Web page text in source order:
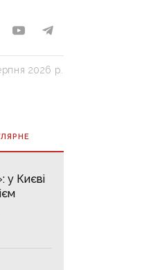
2026 р.
у Києві